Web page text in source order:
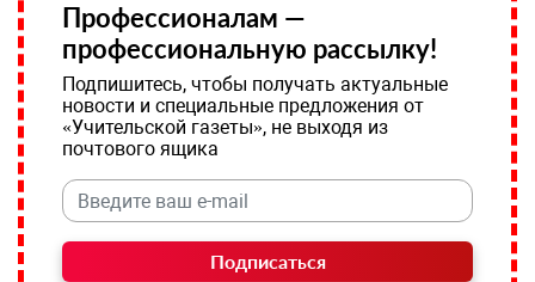
Профессионалам —
профессиональную рассылку!
Подпишитесь, чтобы получать актуальные
новости и специальные предложения от
«Учительской газеты», не выходя из
почтового ящика
Подписаться